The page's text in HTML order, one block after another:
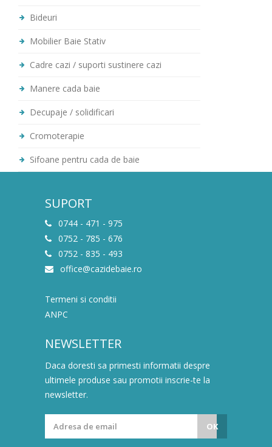
Bideuri
Mobilier Baie Stativ
Cadre cazi / suporti sustinere cazi
Manere cada baie
Decupaje / solidificari
Cromoterapie
Sifoane pentru cada de baie
SUPORT
0744 - 471 - 975
0752 - 785 - 676
0752 - 835 - 493
office@cazidebaie.ro
Termeni si conditii
ANPC
NEWSLETTER
Daca doresti sa primesti informatii despre
ultimele produse sau promotii inscrie-te la
newsletter.
OK